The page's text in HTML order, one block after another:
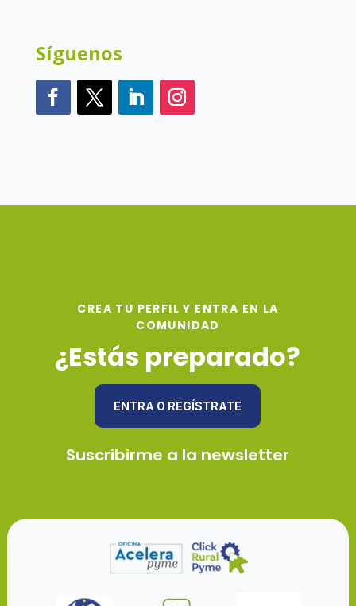
Síguenos
CREA TU PERFIL Y ENTRA EN LA
COMUNIDAD
¿Estás preparado?
ENTRA O REGÍSTRATE
Suscribirme a la newsletter